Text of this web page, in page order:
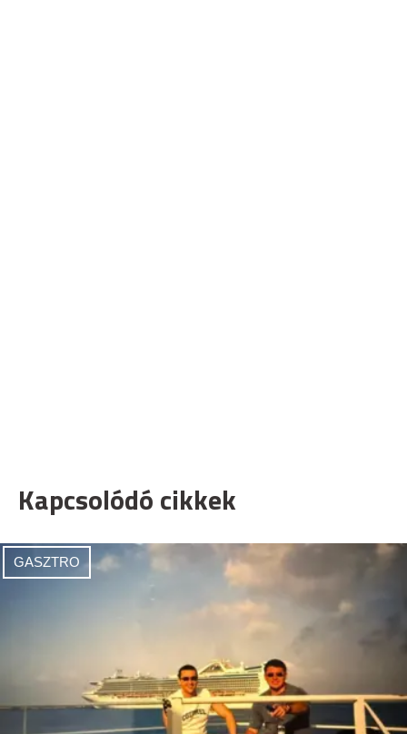
Kapcsolódó cikkek
GASZTRO